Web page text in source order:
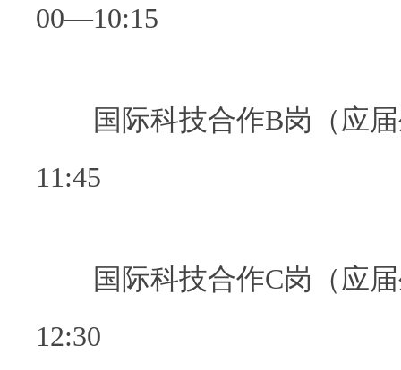
00—10:15
国际科技合作B岗（应届
11:45
国际科技合作C岗（应届
12:30